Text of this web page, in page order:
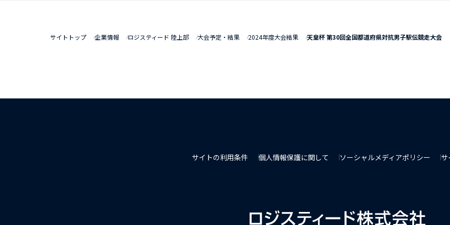
サイトトップ 企業情報 ロジスティード 陸上部 大会予定・結果 2024年度大会結果 天皇杯 第30回全国都道府県対抗男子駅伝競走大会
サイトの利用条件 個人情報保護に関して ソーシャルメディアポリシー